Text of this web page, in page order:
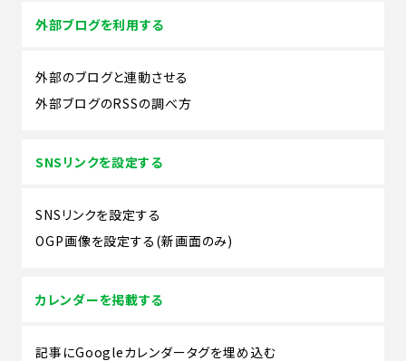
外部ブログを利用する
外部のブログと連動させる
外部ブログのRSSの調べ方
SNSリンクを設定する
SNSリンクを設定する
OGP画像を設定する(新画面のみ)
カレンダーを掲載する
記事にGoogleカレンダータグを埋め込む